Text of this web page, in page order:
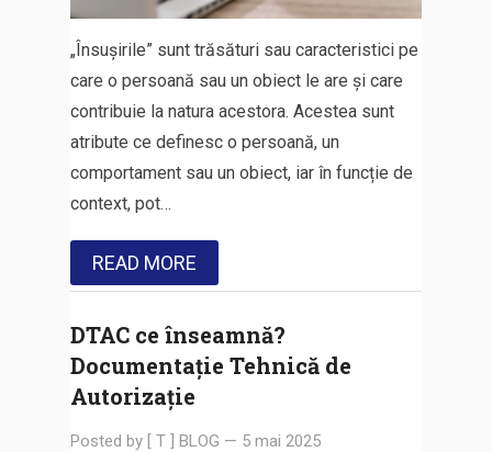
„Însușirile” sunt trăsături sau caracteristici pe
care o persoană sau un obiect le are și care
contribuie la natura acestora. Acestea sunt
atribute ce definesc o persoană, un
comportament sau un obiect, iar în funcție de
context, pot…
READ MORE
DTAC ce înseamnă?
Documentație Tehnică de
Autorizație
Posted by [ T ] BLOG — 5 mai 2025